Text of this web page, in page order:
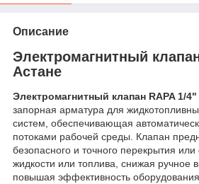
Описание
Электромагнитный
Астане
Электромагнитный клапан RAPA 1/4"
запорная арматура для
систем, обеспечивающая
потоками рабочей среды. Клапан
безопасного и точного перекрытия
жидкости или топлива, снижая ручное
повышая эффективность